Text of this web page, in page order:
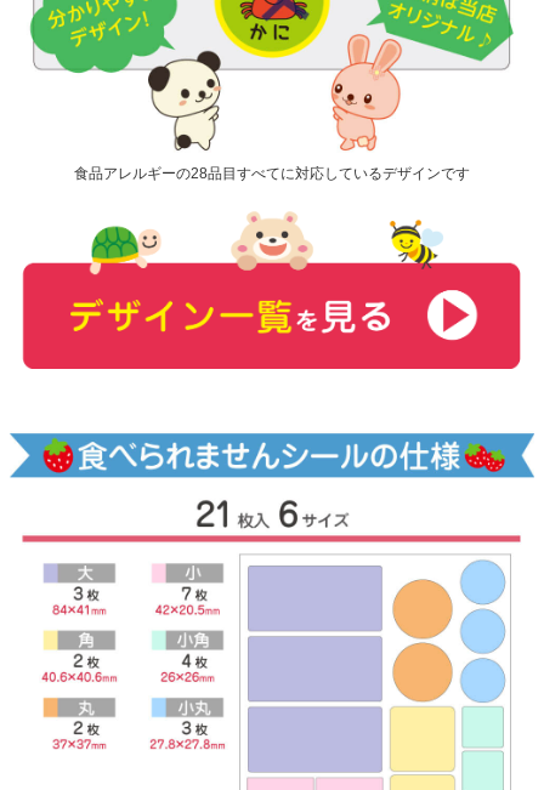
食品アレルギーの28品目すべてに対応しているデザインです